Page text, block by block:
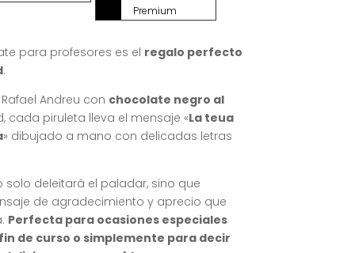
Premium
para profesores es el regalo perfecto
.
Andreu con chocolate negro al
cada piruleta lleva el mensaje «La teua
» dibujado a mano con delicadas letras
deleitará el paladar, sino que
de agradecimiento y aprecio que
Perfecta para ocasiones especiales
de curso o simplemente para decir